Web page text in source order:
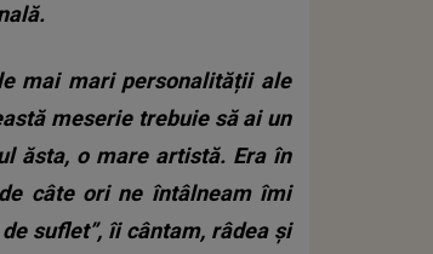
mai mari personalității ale
meserie trebuie să ai un
ăsta, o mare artistă. Era în
câte ori ne întâlneam îmi
suflet”, îi cântam, râdea și